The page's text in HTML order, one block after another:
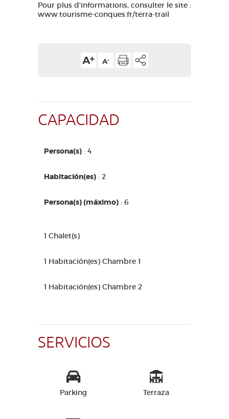
Pour plus d'informations, consulter le site :
www.tourisme-conques.fr/terra-trail
CAPACIDAD
Persona(s) : 4
Habitación(es) : 2
Persona(s) (máximo) : 6
1 Chalet(s)
1 Habitación(es) Chambre 1
1 Habitación(es) Chambre 2
SERVICIOS
Parking Terraza